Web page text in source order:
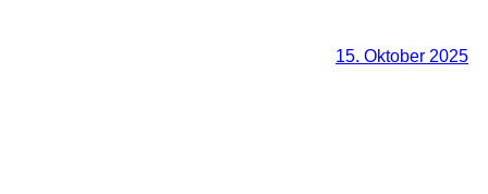
15. Oktober 2025